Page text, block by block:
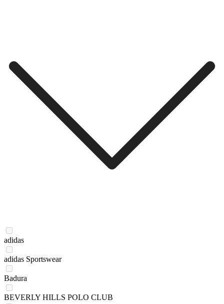
adidas
adidas Sportswear
Badura
BEVERLY HILLS POLO CLUB